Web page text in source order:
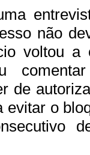
não
voltou a
de
o